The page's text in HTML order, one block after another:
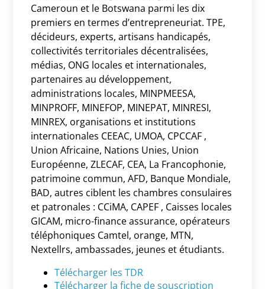
Cameroun et le Botswana parmi les dix
premiers en termes d’entrepreneuriat. TPE,
décideurs, experts, artisans handicapés,
collectivités territoriales décentralisées,
médias, ONG locales et internationales,
partenaires au développement,
administrations locales, MINPMEESA,
MINPROFF, MINEFOP, MINEPAT, MINRESI,
MINREX, organisations et institutions
internationales CEEAC, UMOA, CPCCAF ,
Union Africaine, Nations Unies, Union
Européenne, ZLECAF, CEA, La Francophonie,
patrimoine commun, AFD, Banque Mondiale,
BAD, autres ciblent les chambres consulaires
et patronales : CCiMA, CAPEF , Caisses locales
GICAM, micro-finance assurance, opérateurs
téléphoniques Camtel, orange, MTN,
Nextellrs, ambassades, jeunes et étudiants.
Télécharger les TDR
Télécharger la fiche de souscription